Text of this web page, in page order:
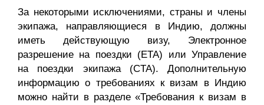
За некоторыми исключениями, страны и члены
экипажа, направляющиеся в Индию, должны
иметь действующую визу, Электронное
разрешение на поездки (ETA) или Управление
на поездки экипажа (CTA). Дополнительную
информацию о требованиях к визам в Индию
можно найти в разделе «Требования к визам в